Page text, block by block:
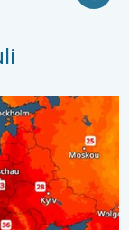
graden. . .